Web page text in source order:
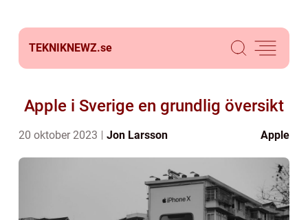
TEKNIKNEWZ.se
Apple i Sverige en grundlig översikt
20 oktober 2023 Jon Larsson Apple